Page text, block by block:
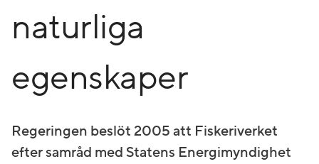
naturliga
egenskaper
Regeringen beslöt 2005 att Fiskeriverket
efter samråd med Statens Energimyndighet